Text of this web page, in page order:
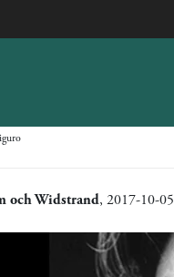
och Widstrand, 2017-10-05